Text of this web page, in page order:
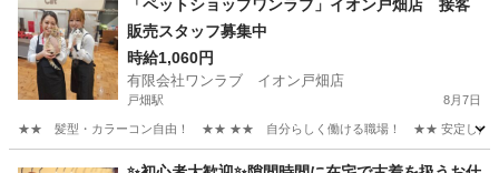
「ペットショップワンラブ」イオン戸畑店 接客
販売スタッフ募集中
時給1,060円
有限会社ワンラブ イオン戸畑店
戸畑駅 8月7日
★★ 髪型・カラーコン自由！ ★★ ★★ 自分らしく働ける職場！ ★★ 安定した会社で
戸畑駅 その他 イオン